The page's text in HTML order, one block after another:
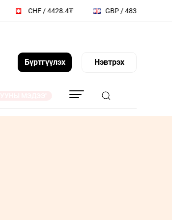
CHF / 4428.4₮ GBP / 4832.86₮
Бүртгүүлэх Нэвтрэх